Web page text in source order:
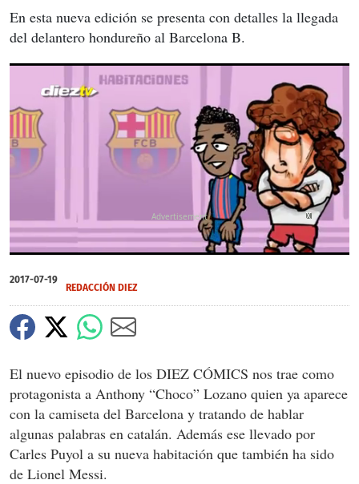
En esta nueva edición se presenta con detalles la llegada
del delantero hondureño al Barcelona B.
of
2
16
seconds
X
X
X
2017-07-19
REDACCIÓN DIEZ
El nuevo episodio de los DIEZ CÓMICS nos trae como
protagonista a Anthony “Choco” Lozano quien ya aparece
con la camiseta del Barcelona y tratando de hablar
algunas palabras en catalán. Además ese llevado por
Carles Puyol a su nueva habitación que también ha sido
de Lionel Messi.